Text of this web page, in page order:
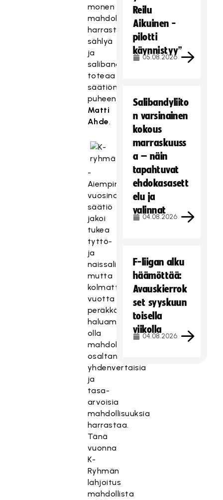
monen
mahdollisuudet
harrastaa
sählyä
ja
salibandya,
toteaa
säätiön
puheenjohtaja
Matti
Ahde.
-
Aiempina
vuosina
säätiö
jakoi
tukea
tyttö-
ja
naissalibandyhankkeisiin,
mutta
kolmatta
vuotta
peräkkäin
haluamme
olla
mahdollistamassa
osaltamme
yhdenvertaisia
ja
tasa-
arvoisia
mahdollisuuksia
harrastaa.
Tänä
vuonna
K-
Ryhmän
lahjoitus
mahdollista
Reilu
Aikuinen -
pilotti
käynnistyy”
05.08.2026
Salibandyliito
n varsinainen
kokous
marraskuuss
a – näin
tapahtuvat
ehdokasasett
elu ja
valinnat
04.08.2026
F-liigan alku
häämöttää:
Avauskierrok
set syyskuun
toisella
viikolla
04.08.2026